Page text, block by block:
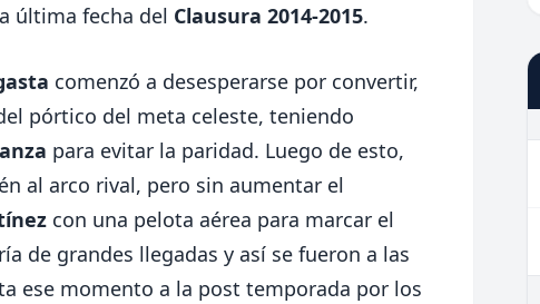
última fecha del Clausura 2014-2015.
comenzó a desesperarse por convertir,
pórtico del meta celeste, teniendo
para evitar la paridad. Luego de esto,
al arco rival, pero sin aumentar el
con una pelota aérea para marcar el
de grandes llegadas y así se fueron a las
ese momento a la post temporada por los